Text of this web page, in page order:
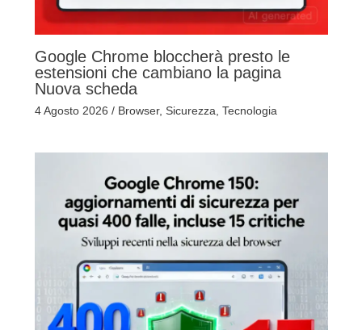
Google Chrome bloccherà presto le
estensioni che cambiano la pagina
Nuova scheda
4 Agosto 2026 / Browser, Sicurezza Tecnologia